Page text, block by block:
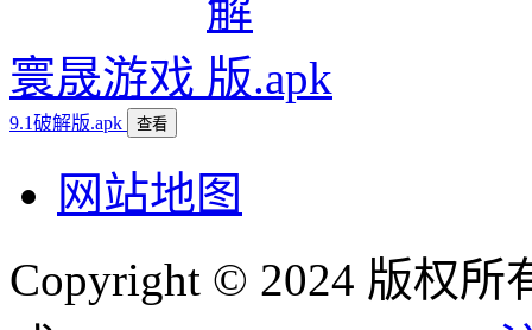
寰晟游戏
9.1破解版.apk 查看
网站地图
Copyright © 2024 版权所